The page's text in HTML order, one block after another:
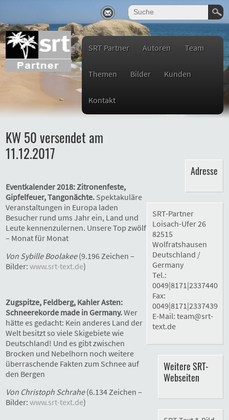
SRT Partner Autoren Team
Themen Bilder Kunden
Kontakt
KW 50 versendet am
11.12.2017
Eventkalender 2018: Zitronenfeste,
Gipfelfeuer, Tangonächte. Spektakuläre
Veranstaltungen in Europa laden
Besucher rund ums Jahr ein, Land und
Leute kennenzulernen. Unsere Top zwölf
– Monat für Monat
Von Sybille Boolakee(9.196 Zeichen –
Bilder: www.srt-text.de)
Zugspitze, Feldberg, Kahler Asten:
Schneerekorde made in Germany.Wer
hätte es gedacht: Kein anderes Land der
Welt besitzt so viele Skigebiete wie
Deutschland! Und es gibt zwischen
Brocken und Nebelhorn noch weitere
überraschende Fakten zum Schnee auf
den Bergen
Von Christoph Schrahe(6.134 Zeichen –
Bilder: www.srt-text.de)
Adresse
SRT-Partner
Loisach-Ufer 26
82515
Wolfratshausen
Deutschland /
Germany
Tel.:
0049|8171|2337440
Fax:
0049|8171|2337439
E-Mail: team@srt-
text.de
Weitere SRT-
Webseiten